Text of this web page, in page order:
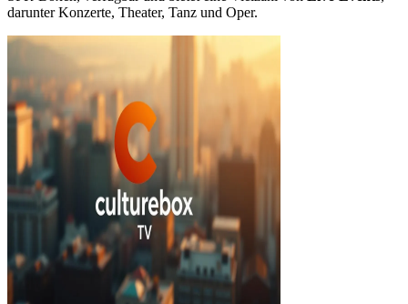
darunter Konzerte, Theater, Tanz und Oper.